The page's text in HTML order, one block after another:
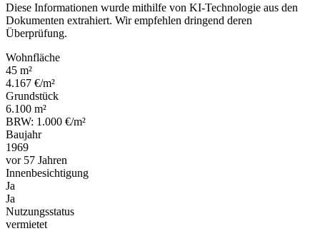
Diese Informationen wurde mithilfe von KI-Technologie aus den
Dokumenten extrahiert. Wir empfehlen dringend deren
Überprüfung.
Wohnfläche
45 m²
4.167 €/m²
Grundstück
6.100 m²
BRW: 1.000 €/m²
Baujahr
1969
vor 57 Jahren
Innenbesichtigung
Ja
Ja
Nutzungsstatus
vermietet